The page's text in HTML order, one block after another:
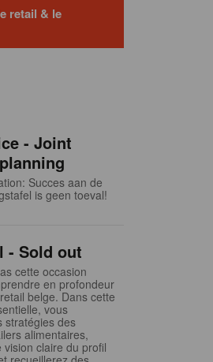
retail & le
- Joint
Succes aan de
is geen toeval!
- Sold out
cette occasion
en profondeur
belge. Dans cette
vous
stratégies des
alimentaires,
claire du profil